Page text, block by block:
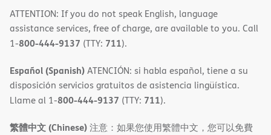
ATTENTION: If you do not speak English, language
assistance services, free of charge, are available to you. Call
1-800-444-9137 (TTY: 711).
Español (Spanish)ATENCIÓN: si habla español, tiene a su
disposición servicios gratuitos de asistencia lingüística.
Llame al 1-800-444-9137 (TTY: 711).
繁體中文 (Chinese)注意：如果您使用繁體中文，您可以免費